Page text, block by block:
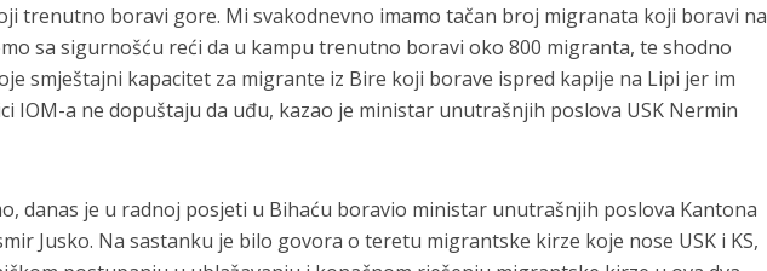
trenutno boravi gore. Mi svakodnevno imamo tačan broj migranata koji boravi na
sa sigurnošću reći da u kampu trenutno boravi oko 800 migranta, te shodno
smještajni kapacitet za migrante iz Bire koji borave ispred kapije na Lipi jer im
IOM-a ne dopuštaju da uđu, kazao je ministar unutrašnjih poslova USK Nermin
danas je u radnoj posjeti u Bihaću boravio ministar unutrašnjih poslova Kantona
Jusko. Na sastanku je bilo govora o teretu migrantske kirze koje nose USK i KS,